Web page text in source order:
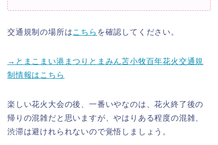
交通規制の場所はこちら を確認してください。
→とまこまい港まつりとまみん苫小牧百年花火交通規
制情報はこちら
楽しい花火大会の後、一番いやなのは、花火終了後の
帰りの混雑だと思いますが、やはりある程度の混雑、
渋滞は避けれられないので覚悟しましょう。